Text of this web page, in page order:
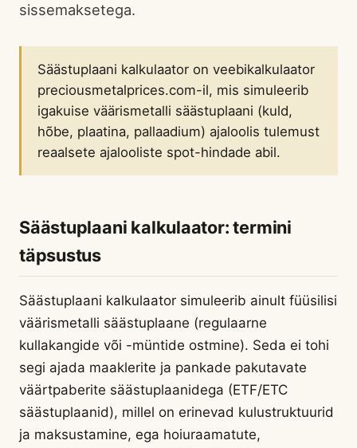
sissemaksetega.
Säästuplaani kalkulaator on veebikalkulaator
preciousmetalprices.com-il, mis simuleerib
igakuise väärismetalli säästuplaani (kuld,
hõbe, plaatina, pallaadium) ajaloolis tulemust
reaalsete ajalooliste spot-hindade abil.
Säästuplaani kalkulaator: termini
täpsustus
Säästuplaani kalkulaator simuleerib ainult füüsilisi
väärismetalli säästuplaane (regulaarne
kullakangide või -müntide ostmine). Seda ei tohi
segi ajada maaklerite ja pankade pakutavate
väärtpaberite säästuplaanidega (ETF/ETC
säästuplaanid), millel on erinevad kulustruktuurid
ja maksustamine, ega hoiuraamatute,